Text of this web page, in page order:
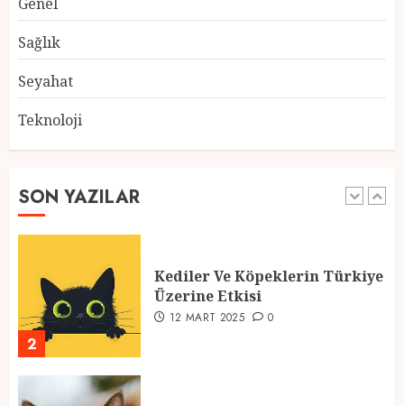
Sağlık
Seyahat
Teknoloji
SON YAZILAR
5
1
2025 En İyi Yaz Tatilleri
2
Kediler Ve Köpeklerin Türkiye
Üzerine Etkisi
12 MART 2025 0